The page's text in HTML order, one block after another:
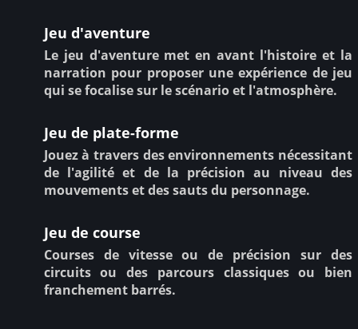
Jeu d'aventure
Le jeu d'aventure met en avant l'histoire et la
narration pour proposer une expérience de jeu
qui se focalise sur le scénario et l'atmosphère.
Jeu de plate-forme
Jouez à travers des environnements nécessitant
de l'agilité et de la précision au niveau des
mouvements et des sauts du personnage.
Jeu de course
Courses de vitesse ou de précision sur des
circuits ou des parcours classiques ou bien
franchement barrés.